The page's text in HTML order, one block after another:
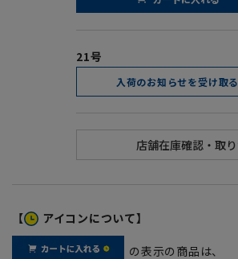
21号
入荷のお知らせを受け取る
【 アイコンについて】
の表示の商品は、